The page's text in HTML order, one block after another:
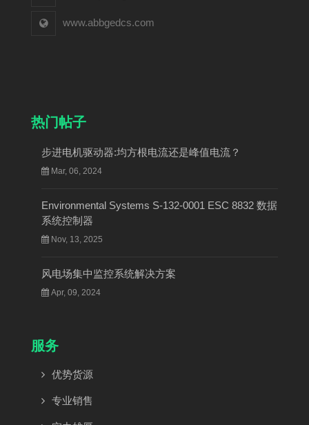
www.abbgedcs.com
热门帖子
步进电机驱动器:均方根电流还是峰值电流？
Mar, 06, 2024
Environmental Systems S-132-0001 ESC 8832 数据
系统控制器
Nov, 13, 2025
风电场集中监控系统解决方案
Apr, 09, 2024
服务
优势货源
专业销售